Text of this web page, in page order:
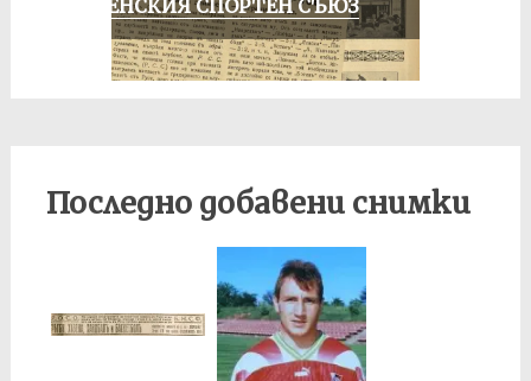
РУСЕНСКИЯ СПОРТЕН СЪЮЗ
Последно добавени снимки